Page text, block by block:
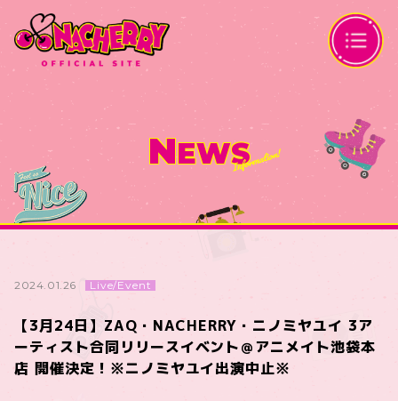
NEWS
2024.01.26 Live/Event
【3月24日】ZAQ・NACHERRY・ニノミヤユイ 3ア
ーティスト合同リリースイベント＠アニメイト池袋本
店 開催決定！※ニノミヤユイ出演中止※